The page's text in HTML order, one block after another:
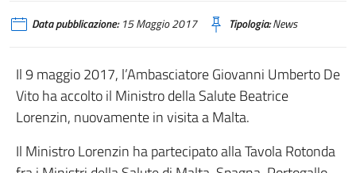
Data pubblicazione:15 Maggio 2017 Tipologia:News
Il 9 maggio 2017, l’Ambasciatore Giovanni Umberto De
Vito ha accolto il Ministro della Salute Beatrice
Lorenzin, nuovamente in visita a Malta.
Il Ministro Lorenzin ha partecipato alla Tavola Rotonda